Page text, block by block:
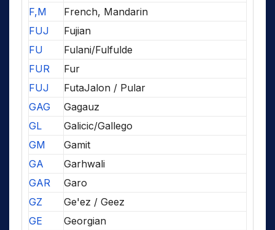
F,M
French, Mandarin
FUJ
Fujian
FU
Fulani/Fulfulde
FUR
Fur
FUJ
FutaJalon / Pular
GAG
Gagauz
GL
Galicic/Gallego
GM
Gamit
GA
Garhwali
GAR
Garo
GZ
Ge'ez / Geez
GE
Georgian